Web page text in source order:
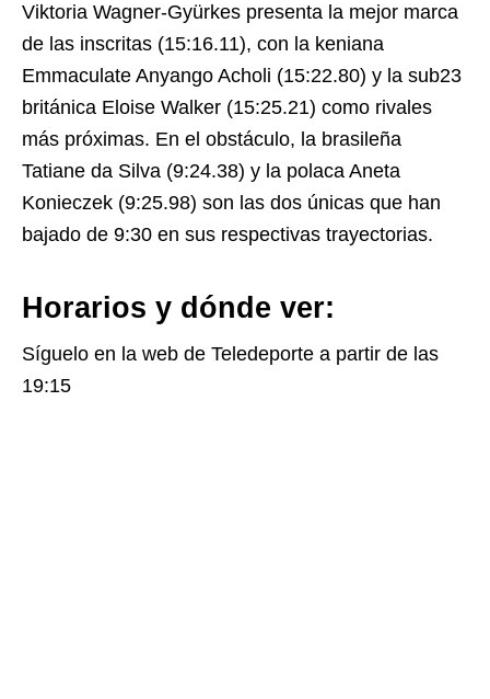
Viktoria Wagner-Gyürkes presenta la mejor marca
de las inscritas (15:16.11), con la keniana
Emmaculate Anyango Acholi (15:22.80) y la sub23
británica Eloise Walker (15:25.21) como rivales
más próximas. En el obstáculo, la brasileña
Tatiane da Silva (9:24.38) y la polaca Aneta
Konieczek (9:25.98) son las dos únicas que han
bajado de 9:30 en sus respectivas trayectorias.
Horarios y dónde ver:
Síguelo en la web de Teledeporte a partir de las
19:15